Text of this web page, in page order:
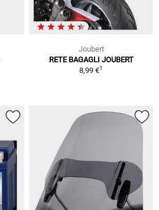
Joubert
RETE BAGAGLI JOUBERT
8,99 €1